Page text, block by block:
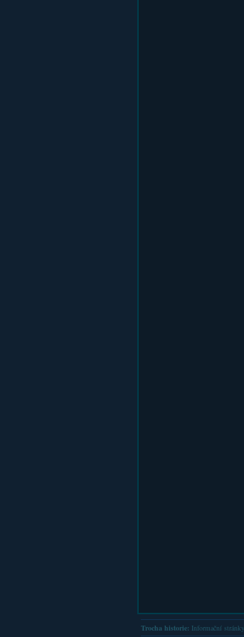
Trocha historie: Informační stránky